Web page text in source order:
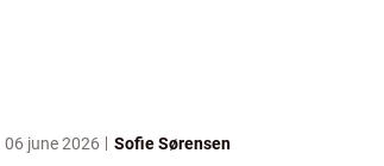
06 june 2026 Sofie Sørensen